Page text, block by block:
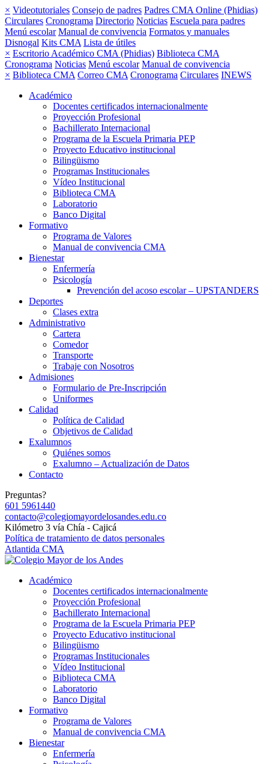
× Videotutoriales Consejo de padres Padres CMA Online (Phidias)
Circulares Cronograma Directorio Noticias Escuela para padres
Menú escolar Manual de convivencia Formatos y manuales
Disnogal Kits CMA Lista de útiles
× Escritorio Académico CMA (Phidias) Biblioteca CMA
Cronograma Noticias Menú escolar Manual de convivencia
× Biblioteca CMA Correo CMA Cronograma Circulares INEWS
Académico
Docentes certificados internacionalmente
Proyección Profesional
Bachillerato Internacional
Programa de la Escuela Primaria PEP
Proyecto Educativo institucional
Bilingüismo
Programas Institucionales
Vídeo Institucional
Biblioteca CMA
Laboratorio
Banco Digital
Formativo
Programa de Valores
Manual de convivencia CMA
Bienestar
Enfermería
Psicología
Prevención del acoso escolar – UPSTANDERS
Deportes
Clases extra
Administrativo
Cartera
Comedor
Transporte
Trabaje con Nosotros
Admisiones
Formulario de Pre-Inscripción
Uniformes
Calidad
Política de Calidad
Objetivos de Calidad
Exalumnos
Quiénes somos
Exalumno – Actualización de Datos
Contacto
Preguntas?
601 5961440
contacto@colegiomayordelosandes.edu.co
Kilómetro 3 vía Chía - Cajicá
Política de tratamiento de datos personales
Atlantida CMA
Académico
Docentes certificados internacionalmente
Proyección Profesional
Bachillerato Internacional
Programa de la Escuela Primaria PEP
Proyecto Educativo institucional
Bilingüismo
Programas Institucionales
Vídeo Institucional
Biblioteca CMA
Laboratorio
Banco Digital
Formativo
Programa de Valores
Manual de convivencia CMA
Bienestar
Enfermería